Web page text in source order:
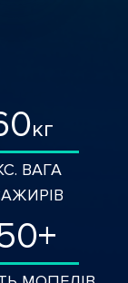
кг
ВАГА